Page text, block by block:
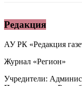
Редакция
АУ РК «Редакция
Журнал «Регион»
Учредители: